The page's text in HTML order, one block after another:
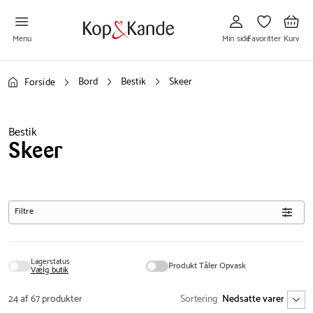
Menu
til
Min
side
Min side
til
Favoritter
Favoritter
til
Kurv
Kurv
Forside Bord Bestik Skeer
Bestik
Skeer
Filtre
Lagerstatus
Vælg butik Produkt Tåler Opvask
24 af 67 produkter Sortering